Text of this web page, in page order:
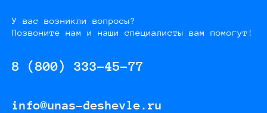
У вас возникли вопросы?
Позвоните нам и наши специалисты вам помогут!
8 (800) 333-45-77
info@unas-deshevle.ru